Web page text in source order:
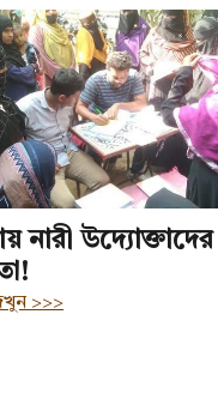
নারী উদ্যোক্তাদের
>>>